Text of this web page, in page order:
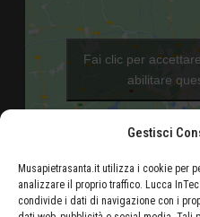
Gestisci
Musapietrasanta.it utilizza i cookie per
analizzare il proprio traffico. Lucca
condivide i dati di navigazione con i
Fai clic per
abilitare